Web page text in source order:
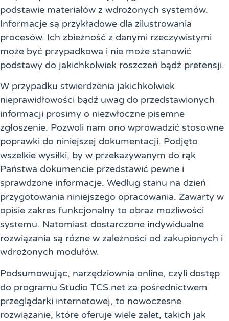
podstawie materiałów z wdrożonych systemów.
Informacje są przykładowe dla zilustrowania
procesów. Ich zbieżność z danymi rzeczywistymi
może być przypadkowa i nie może stanowić
podstawy do jakichkolwiek roszczeń bądź pretensji.
W przypadku stwierdzenia jakichkolwiek
nieprawidłowości bądź uwag do przedstawionych
informacji prosimy o niezwłoczne pisemne
zgłoszenie. Pozwoli nam ono wprowadzić stosowne
poprawki do niniejszej dokumentacji. Podjęto
wszelkie wysiłki, by w przekazywanym do rąk
Państwa dokumencie przedstawić pewne i
sprawdzone informacje. Według stanu na dzień
przygotowania niniejszego opracowania. Zawarty w
opisie zakres funkcjonalny to obraz możliwości
systemu. Natomiast dostarczone indywidualne
rozwiązania są różne w zależności od zakupionych i
wdrożonych modułów.
Podsumowując, narzędziownia online, czyli dostęp
do programu Studio TCS.net za pośrednictwem
przeglądarki internetowej, to nowoczesne
rozwiązanie, które oferuje wiele zalet, takich jak